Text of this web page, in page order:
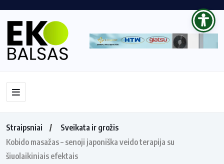
Straipsniai
Sveikata ir grožis
Kobido masažas – senoji japoniška veido terapija su
šiuolaikiniais efektais